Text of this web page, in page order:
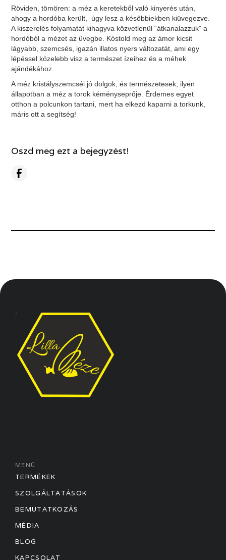
Röviden, tömören: a méz a keretekből való kinyerés után,
ahogy a hordóba került, úgy lesz a későbbiekben kiüvegezve.
A kiszerelés folyamatát kihagyva közvetlenül “átkanalazzuk” a
hordóból a mézet az üvegbe. Kóstold meg az ámor kicsit
lágyabb, szemcsés, igazán illatos nyers változatát, ami egy
lépéssel közelebb visz a természet ízeihez és a méhek
ajándékához.
A méz kristályszemcséi jó dolgok, és természetesek, ilyen
állapotban a méz a torok kéményseprője. Érdemes egyet
otthon a polcunkon tartani, mert ha elkezd kaparni a torkunk,
máris ott a segítség!
Oszd meg ezt a bejegyzést!
MENÜ
TERMÉKEK
SZOLGÁLTATÁSOK
BEMUTATKOZÁS
MÉDIA
BLOG
KAPCSOLAT